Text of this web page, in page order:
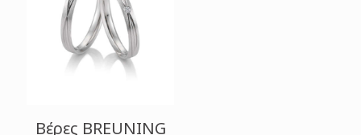
Βέρες BREUNING